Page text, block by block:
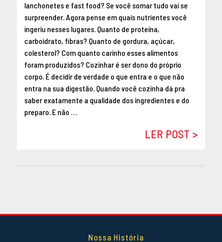
lanchonetes e fast food? Se você somar tudo vai se
surpreender. Agora pense em quais nutrientes você
ingeriu nesses lugares. Quanto de proteína,
carboidrato, fibras? Quanto de gordura, açúcar,
colesterol? Com quanto carinho esses alimentos
foram produzidos? Cozinhar é ser dono do próprio
corpo. É decidir de verdade o que entra e o que não
entra na sua digestão. Quando você cozinha dá pra
saber exatamente a qualidade dos ingredientes e do
preparo. E não …
LER POST >
Nossa História